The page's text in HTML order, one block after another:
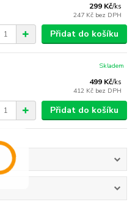
299 Kč/ks
247 Kč bez DPH
Přidat do košíku
499 Kč/ks
412 Kč bez DPH
Skladem
Přidat do košíku